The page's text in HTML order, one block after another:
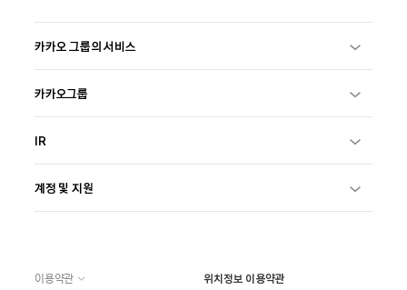
카카오 그룹의 서비스
카카오그룹
IR
계정 및 지원
이용약관
위치정보 이용약관